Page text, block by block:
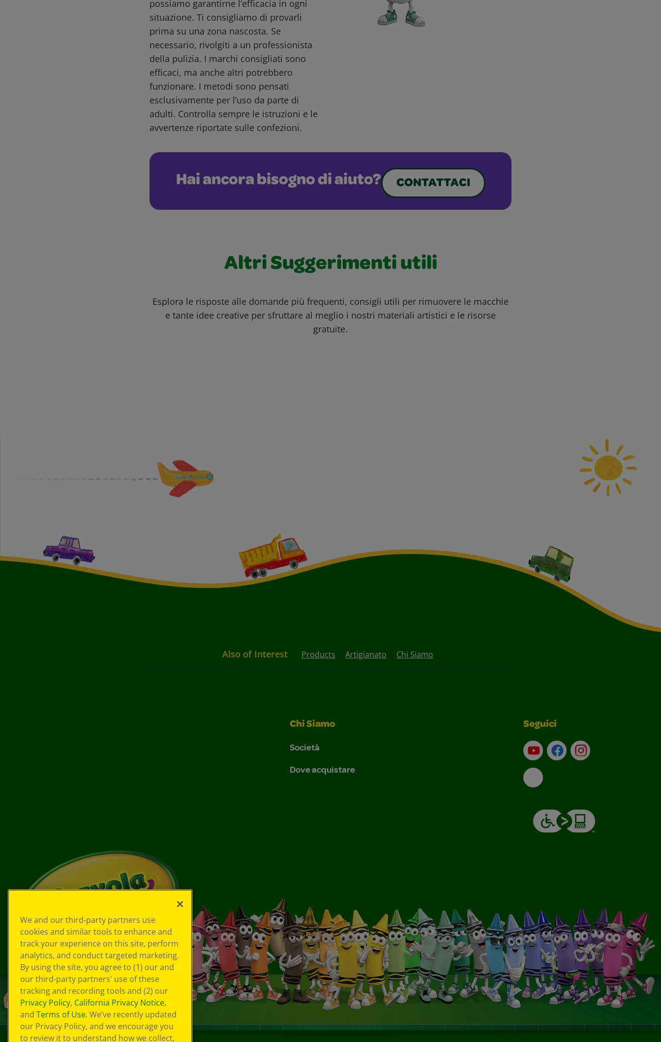
possiamo garantirne l’efficacia in ogni
situazione. Ti consigliamo di provarli
prima su una zona nascosta. Se
necessario, rivolgiti a un professionista
della pulizia. I marchi consigliati sono
efficaci, ma anche altri potrebbero
funzionare. I metodi sono pensati
esclusivamente per l’uso da parte di
adulti. Controlla sempre le istruzioni e le
avvertenze riportate sulle confezioni.
Hai ancora bisogno di aiuto? CONTATTACI
Altri Suggerimenti utili
Esplora le risposte alle domande più frequenti, consigli utili per rimuovere le macchie
e tante idee creative per sfruttare al meglio i nostri materiali artistici e le risorse
gratuite.
Also of Interest Products Artigianato Chi Siamo
Chi Siamo
Società
Dove acquistare
Seguici
Su YouTube
ContattiProfilo Instagram
Email
We and our third-party partners use
cookies and similar tools to enhance and
track your experience on this site, perform
analytics, and conduct targeted marketing.
By using the site, you agree to (1) our and
our third-party partners' use of these
tracking and recording tools and (2) our
Privacy Policy, California Privacy Notice,
and Terms of Use. We’ve recently updated
our Privacy Policy, and we encourage you
to review it to understand how we collect,